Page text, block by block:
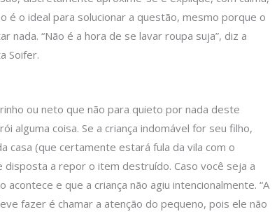
é o ideal para solucionar a questão, mesmo porque o
nada. “Não é a hora de se lavar roupa suja”, diz a
Soifer.
ou neto que não para quieto por nada deste
alguma coisa. Se a criança indomável for seu filho,
casa (que certamente estará fula da vila com o
a repor o item destruído. Caso você seja a
acontece e que a criança não agiu intencionalmente. “A
fazer é chamar a atenção do pequeno, pois ele não